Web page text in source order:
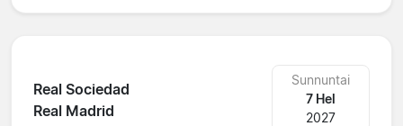
Real Sociedad
Real Madrid
Sunnuntai
7 Hel
2027